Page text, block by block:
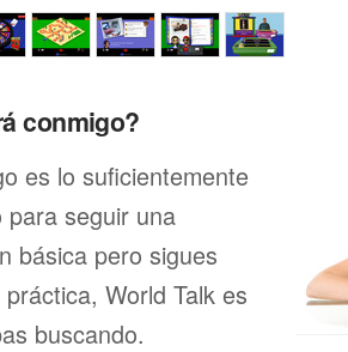
conmigo?
es lo suficientemente
para seguir una
básica pero sigues
World Talk es
buscando.